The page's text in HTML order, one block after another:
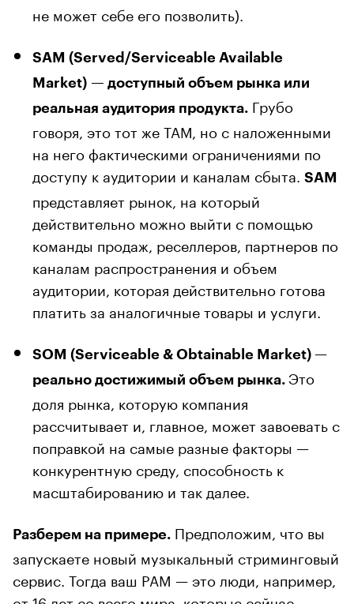
не может себе его позволить).
SAM (Served/Serviceable Available
Market) — доступный объем рынка или
реальная аудитория продукта. Грубо
говоря, это тот же ТАМ, но с наложенными
на него фактическими ограничениями по
доступу к аудитории и каналам сбыта.
SAM
представляет рынок, на который
действительно можно выйти с помощью
команды продаж, реселлеров, партнеров по
каналам распространения и объем
аудитории, которая действительно готова
платить за аналогичные товары и услуги.
SOM (Serviceable & Obtainable Market) —
реально достижимый объем рынка. Это
доля рынка, которую компания
рассчитывает и, главное, может завоевать с
поправкой на самые разные факторы —
конкурентную среду, способность к
масштабированию и так далее.
Разберем на примере. Предположим, что вы
запускаете новый музыкальный стриминговый
сервис. Тогда ваш PAM — это люди, например,